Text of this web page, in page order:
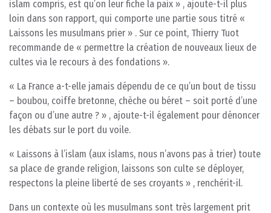
islam compris, est qu’on leur fiche la paix » , ajoute-t-il plus
loin dans son rapport, qui comporte une partie sous titré «
Laissons les musulmans prier » . Sur ce point, Thierry Tuot
recommande de « permettre la création de nouveaux lieux de
cultes via le recours à des fondations ».
« La France a-t-elle jamais dépendu de ce qu’un bout de tissu
– boubou, coiffe bretonne, chèche ou béret – soit porté d’une
façon ou d’une autre ? » , ajoute-t-il également pour dénoncer
les débats sur le port du voile.
« Laissons à l’islam (aux islams, nous n’avons pas à trier) toute
sa place de grande religion, laissons son culte se déployer,
respectons la pleine liberté de ses croyants » , renchérit-il.
Dans un contexte où les musulmans sont très largement prit